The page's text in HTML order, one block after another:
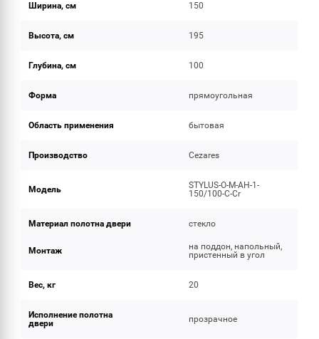
Ширина, см 150
Высота, см 195
Глубина, см 100
Форма прямоугольная
Область применения бытовая
Производство Cezares
Модель
STYLUS-O-M-AH-1-
150/100-C-Cr
Материал полотна двери стекло
Монтаж
на поддон, напольный,
пристенный в угол
Вес, кг 20
Исполнение полотна
двери
прозрачное